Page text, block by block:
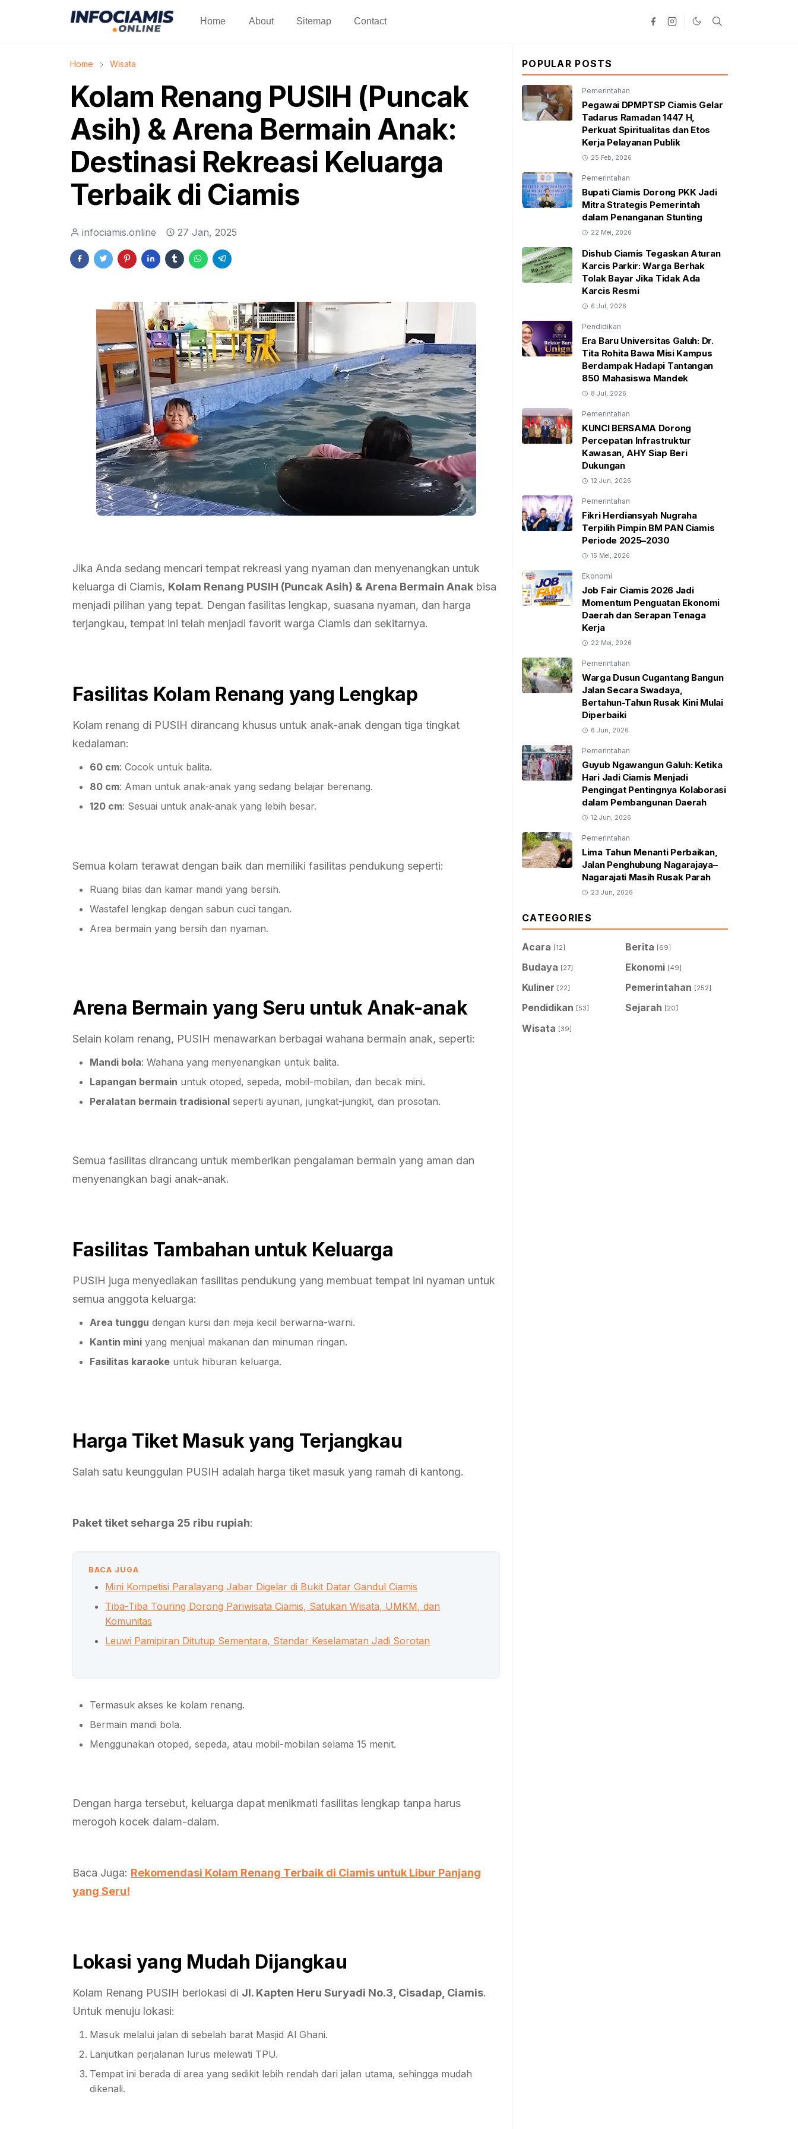
Home About Sitemap Contact
Home Wisata
Kolam Renang PUSIH (Puncak
Asih) & Arena Bermain Anak:
Destinasi Rekreasi Keluarga
Terbaik di Ciamis
infociamis.online 27 Jan, 2025
Jika Anda sedang mencari tempat rekreasi yang nyaman dan menyenangkan untuk
keluarga di Ciamis, Kolam Renang PUSIH (Puncak Asih) & Arena Bermain Anak bisa
menjadi pilihan yang tepat. Dengan fasilitas lengkap, suasana nyaman, dan harga
terjangkau, tempat ini telah menjadi favorit warga Ciamis dan sekitarnya.
Fasilitas Kolam Renang yang Lengkap
Kolam renang di PUSIH dirancang khusus untuk anak-anak dengan tiga tingkat
kedalaman:
60 cm: Cocok untuk balita.
80 cm: Aman untuk anak-anak yang sedang belajar berenang.
120 cm: Sesuai untuk anak-anak yang lebih besar.
Semua kolam terawat dengan baik dan memiliki fasilitas pendukung seperti:
Ruang bilas dan kamar mandi yang bersih.
Wastafel lengkap dengan sabun cuci tangan.
Area bermain yang bersih dan nyaman.
Arena Bermain yang Seru untuk Anak-anak
Selain kolam renang, PUSIH menawarkan berbagai wahana bermain anak, seperti:
Mandi bola: Wahana yang menyenangkan untuk balita.
Lapangan bermain untuk otoped, sepeda, mobil-mobilan, dan becak mini.
Peralatan bermain tradisionalseperti ayunan, jungkat-jungkit, dan prosotan.
Semua fasilitas dirancang untuk memberikan pengalaman bermain yang aman dan
menyenangkan bagi anak-anak.
Fasilitas Tambahan untuk Keluarga
PUSIH juga menyediakan fasilitas pendukung yang membuat tempat ini nyaman untuk
semua anggota keluarga:
Area tunggu dengan kursi dan meja kecil berwarna-warni.
Kantin miniyang menjual makanan dan minuman ringan.
Fasilitas karaokeuntuk hiburan keluarga.
Harga Tiket Masuk yang Terjangkau
Salah satu keunggulan PUSIH adalah harga tiket masuk yang ramah di kantong.
Paket tiket seharga 25 ribu rupiah:
BACA JUGA
Mini Kompetisi Paralayang Jabar Digelar di Bukit Datar Gandul Ciamis
Tiba-Tiba Touring Dorong Pariwisata Ciamis, Satukan Wisata, UMKM, dan
Komunitas
Leuwi Pamipiran Ditutup Sementara, Standar Keselamatan Jadi Sorotan
Termasuk akses ke kolam renang.
Bermain mandi bola.
Menggunakan otoped, sepeda, atau mobil-mobilan selama 15 menit.
Dengan harga tersebut, keluarga dapat menikmati fasilitas lengkap tanpa harus
merogoh kocek dalam-dalam.
Baca Juga: Rekomendasi Kolam Renang Terbaik di Ciamis untuk Libur Panjang
yang Seru!
Lokasi yang Mudah Dijangkau
Kolam Renang PUSIH berlokasi di Jl. Kapten Heru Suryadi No.3, Cisadap, Ciamis.
Untuk menuju lokasi:
Masuk melalui jalan di sebelah barat Masjid Al Ghani.
Lanjutkan perjalanan lurus melewati TPU.
Tempat ini berada di area yang sedikit lebih rendah dari jalan utama, sehingga mudah
dikenali.
POPULAR POSTS
Pemerintahan
Pegawai DPMPTSP Ciamis Gelar
Tadarus Ramadan 1447 H,
Perkuat Spiritualitas dan Etos
Kerja Pelayanan Publik
25 Feb, 2026
Pemerintahan
Bupati Ciamis Dorong PKK Jadi
Mitra Strategis Pemerintah
dalam Penanganan Stunting
22 Mei, 2026
Dishub Ciamis Tegaskan Aturan
Karcis Parkir: Warga Berhak
Tolak Bayar Jika Tidak Ada
Karcis Resmi
6 Jul, 2026
Pendidikan
Era Baru Universitas Galuh: Dr.
Tita Rohita Bawa Misi Kampus
Berdampak Hadapi Tantangan
850 Mahasiswa Mandek
8 Jul, 2026
Pemerintahan
KUNCI BERSAMA Dorong
Percepatan Infrastruktur
Kawasan, AHY Siap Beri
Dukungan
12 Jun, 2026
Pemerintahan
Fikri Herdiansyah Nugraha
Terpilih Pimpin BM PAN Ciamis
Periode 2025–2030
15 Mei, 2026
Ekonomi
Job Fair Ciamis 2026 Jadi
Momentum Penguatan Ekonomi
Daerah dan Serapan Tenaga
Kerja
22 Mei, 2026
Pemerintahan
Warga Dusun Cugantang Bangun
Jalan Secara Swadaya,
Bertahun-Tahun Rusak Kini Mulai
Diperbaiki
6 Jun, 2026
Pemerintahan
Guyub Ngawangun Galuh: Ketika
Hari Jadi Ciamis Menjadi
Pengingat Pentingnya Kolaborasi
dalam Pembangunan Daerah
12 Jun, 2026
Pemerintahan
Lima Tahun Menanti Perbaikan,
Jalan Penghubung Nagarajaya–
Nagarajati Masih Rusak Parah
23 Jun, 2026
CATEGORIES
Acara [12] Berita [69]
Budaya [27] Ekonomi [49]
Kuliner [22] Pemerintahan [252]
Pendidikan [53] Sejarah [20]
Wisata [39]